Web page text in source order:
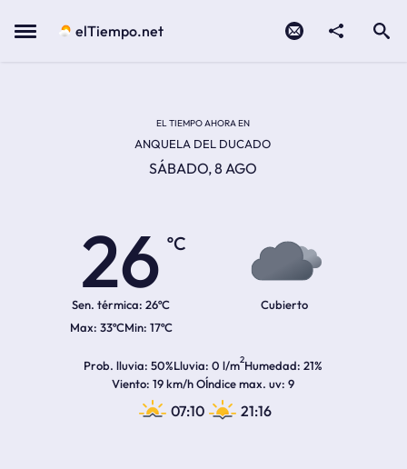
Menu elTiempo.net
EL TIEMPO AHORA EN
ANQUELA DEL DUCADO
SÁBADO, 8 AGO
26
ºC
Sen. térmica: 26ºC
33ºC 17ºC
Cubierto
Prob. lluvia 50%Lluvia 0 l/m2Humedad 21%
Viento 19 km/h OÍndice max. uv 9
07:10 21:16